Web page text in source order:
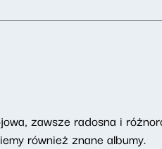
zawsze radosna i
również znane albumy.